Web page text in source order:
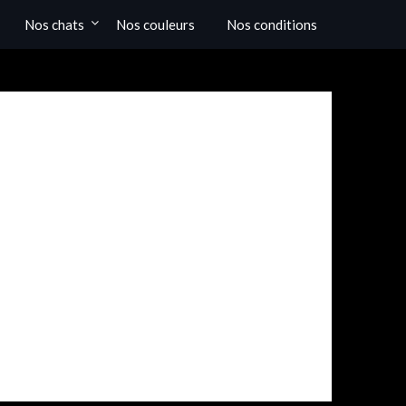
Nos chats Nos couleurs Nos conditions